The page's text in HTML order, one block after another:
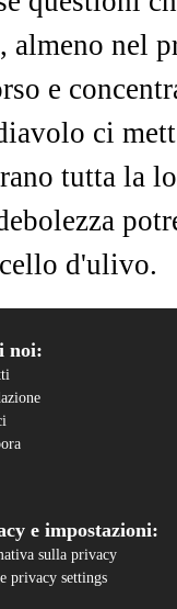
almeno nel
e
ci
tutta la
d'ulivo.
noi:
e impostazioni:
sulla privacy
privacy settings